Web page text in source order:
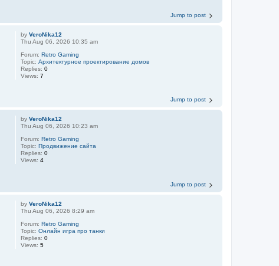
Jump to post
byVeroNika12
Thu Aug 06, 2026 10:35 am
Forum:Retro Gaming
Topic:Aрхитектурное проектирование домов
Replies:0
Views:7
Jump to post
byVeroNika12
Thu Aug 06, 2026 10:23 am
Forum:Retro Gaming
Topic:Продвижение сайта
Replies:0
Views:4
Jump to post
byVeroNika12
Thu Aug 06, 2026 8:29 am
Forum:Retro Gaming
Topic:Онлайн игра про танки
Replies:0
Views:5